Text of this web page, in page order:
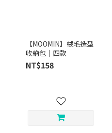
【MOOMIN】絨毛造型
收納包｜四款
NT$158